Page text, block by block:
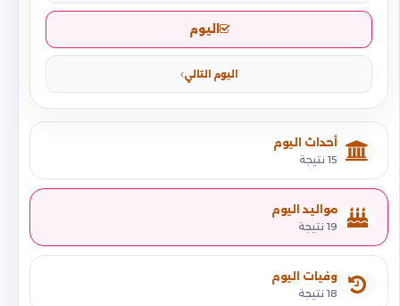
اليوم
اليوم التالي
أحداث اليوم
15 نتيجة
مواليد اليوم
19 نتيجة
وفيات اليوم
18 نتيجة